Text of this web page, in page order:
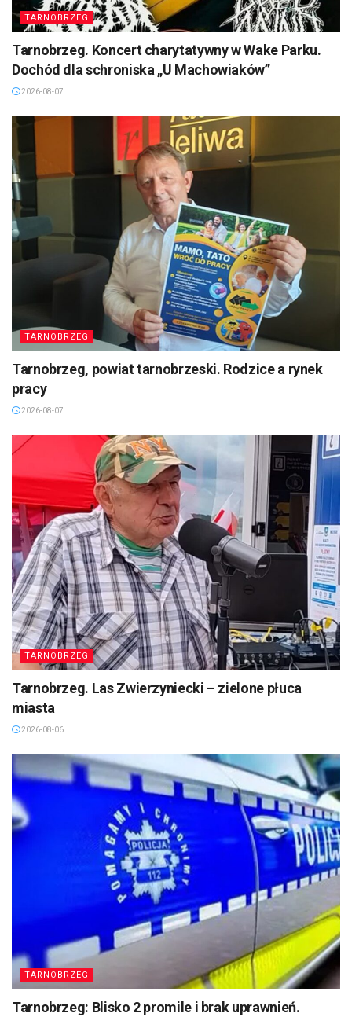
TARNOBRZEG
Tarnobrzeg. Koncert charytatywny w Wake Parku.
Dochód dla schroniska „U Machowiaków”
2026-08-07
TARNOBRZEG
Tarnobrzeg, powiat tarnobrzeski. Rodzice a rynek
pracy
2026-08-07
TARNOBRZEG
Tarnobrzeg. Las Zwierzyniecki – zielone płuca
miasta
2026-08-06
TARNOBRZEG
Tarnobrzeg: Blisko 2 promile i brak uprawnień.